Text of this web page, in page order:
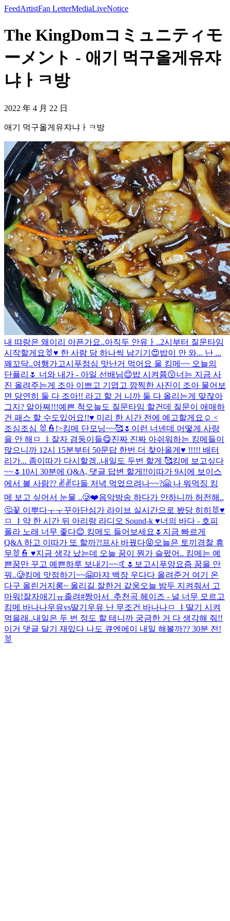
FeedArtistFan LetterMediaLiveNotice
The KingDomコミュニティモ
ーメント - 애기 먹구올게유쟈
냐ㅏㅋ방
2022 年 4 月 22 日
애기 먹구올게유쟈냐ㅏㅋ방
내 땨랑은 왜이리 아픈가요..아직두 안유ㅏ..2시부터 질문타임
시작할게요🐰♥️ 한 사람 당 하나씩 남기기😍밥이 안 와... 난 ...
꽤꼬닥..여행가고시푸점심 맛난거 먹어요 울 킹메~~ 오늘의
단플리🌷 너와 내가 - 아일 선배님😊밥 시켜쯈😗너는 지금 사
진 올려주는게 조아 이쁘고 기엽고 깜찍한 사진이 조아 물어보
면 당연히 둘 다 조아!! 라고 할 거 니까 둘 다 올리는게 맞잖아
그지? 알아쪄!!!예쁜 척 오늘도 질문타임 할건데 질문이 애매하
건 패스 할 수도있어요!!♥ 미리 한 시간 전에 예고할게요☺️ <
조심조심 🐰👮!>킹메 단모닝~~🥰🌷 이런 너넨데 어떻게 사랑
을 안 해 ㅁ ㅑ 잘자 겸둥이들😋진짜 진짜 아쉬워하는 킹메들이
많으니까 12시 15분부터 50문답 한번 더 찾아올게♥ !!!!! 배터
리가... 좀이따가 다시할겡..내일도 두번 할게 🥰킹메 보고싶다
~~🌷 10시 30분에 Q&A, 댓글 답변 할게!!이따가 9시에 보이스
에서 볼 사람?? ✌️✌️다들 저녁 먹었으려나~~?🤗 나 뭐먹징 킹
메 보고 싶어서 눈물 ..🥲❤️음악방송 하다가 안하니까 허전해..
🤔꽃 이뿌다ㅜㅜ꾸아단심가 라이브 실시간으로 봤당 히히🐰♥
ㅁ ㅑ 약 한 시간 뒤 아리랑 라디오 Sound-k ♥️너의 바다 - 호피
폴라 노래 너무 좋다😊 킹메도 들어보세요🌷 지금 빠르게
Q&A 하고 이따가 또 할까?!프사 바꿨다😝오늘은 토끼경찰 휴
무🐰👮 ♥지금 생각 났는데 오늘 꿈이 뭔가 슬펐어.. 킹메는 예
쁜꿈만 꾸고 예쁜하루 보내기~~🤙🌷 보고시푸앙요즘 꿈을 안
꿔..🥲킹메 맛점하기~~🤗마쟈 백장 우다다 올려준거 여기 온
다구 올린거지롱~ 올리길 잘한거 같웅오늘 밤두 지켜줘서 고
마워!잘자애기ㅠ졸려#짱아서_추천곡 헤이즈 - 널 너무 모르고
킹메 바나나우유vs딸기우유 난 무조건 바나나ㅁ ㅑ 딸기 시켜
먹을래..내일은 두 번 정도 할 테니까 궁금한 거 다 생각해 줘!!
이거 댓글 달기 재밌다 나도 큐엔에이 내일 해볼까?? 30분 전!
🐰